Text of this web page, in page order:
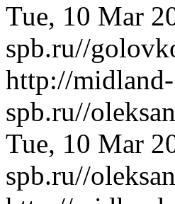
Tue, 10 Mar
spb.ru//
http://midland-
spb.ru//
Tue, 10 Mar
spb.ru//